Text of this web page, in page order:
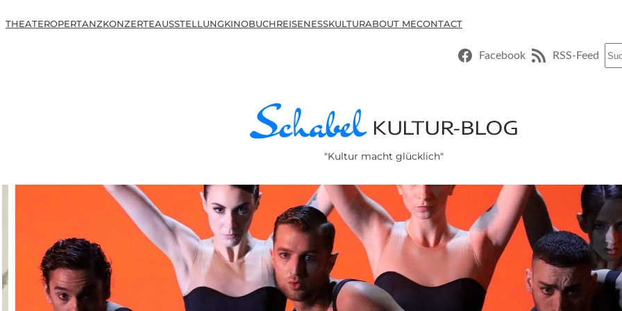
THEATEROPERTANZKONZERTEAUSSTELLUNGKINOBUCHREISENESSKULTURABOUT MECONTACT
Facebook RSS-Feed
"Kultur macht glücklich"